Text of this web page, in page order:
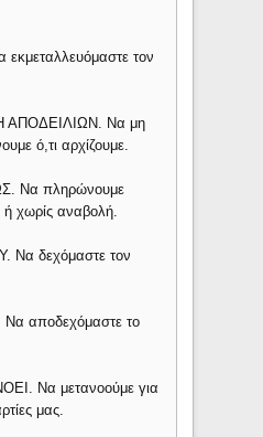
τον
ΑΠΟΔΕΙΛΙΩΝ. Να μη
ό,τι αρχίζουμε.
Να πληρώνουμε
χωρίς αναβολή.
δεχόμαστε τον
αποδεχόμαστε το
Να μετανοούμε για
μας.